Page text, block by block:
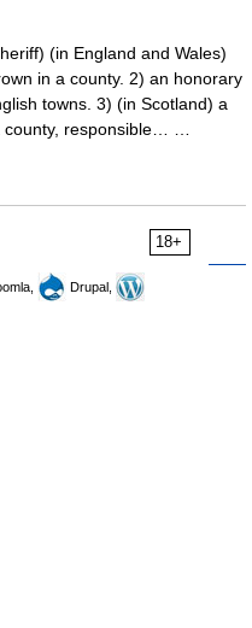
(in England and Wales)
in a county. 2) an honorary
towns. 3) (in Scotland) a
county, responsible… …
18+
Drupal,